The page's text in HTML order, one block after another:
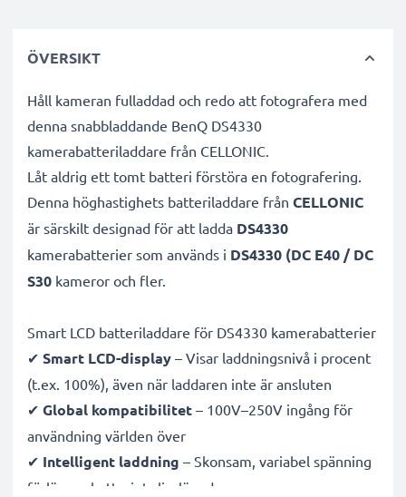
ÖVERSIKT
Håll kameran fulladdad och redo att fotografera med
denna snabbladdande BenQ DS4330
kamerabatteriladdare från CELLONIC.
Låt aldrig ett tomt batteri förstöra en fotografering.
Denna höghastighets batteriladdare från CELLONIC
är särskilt designad för att ladda DS4330
kamerabatterier som används i DS4330 (DC E40 / DC
S30 kameror och fler.
Smart LCD batteriladdare för DS4330 kamerabatterier
✔ Smart LCD-display – Visar laddningsnivå i procent
(t.ex. 100%), även när laddaren inte är ansluten
✔ Global kompatibilitet – 100V–250V ingång för
användning världen över
✔ Intelligent laddning – Skonsam, variabel spänning
förlänger batteriets livslängd